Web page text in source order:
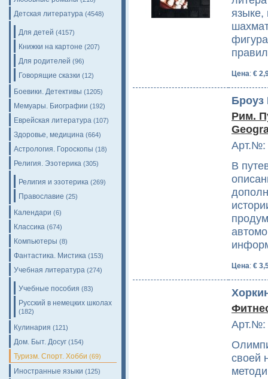
Детская литература (4548)
Для детей (4157)
Книжки на картоне (207)
Для родителей (96)
Говорящие сказки (12)
Боевики. Детективы (1205)
Мемуары. Биографии (192)
Еврейская литература (107)
Здоровье, медицина (664)
Астрология. Гороскопы (18)
Религия. Эзотерика (305)
Религия и эзотерика (269)
Православие (25)
Календари (6)
Классика (674)
Компьютеры (8)
Фантастика. Мистика (153)
Учебная литература (274)
Учебные пособия (83)
Русский в немецких школах
(182)
Кулинария (121)
Дом. Быт. Досуг (154)
Туризм. Спорт. Хобби (69)
Иностранные языки (125)
Цена: €
Броуз
Рим.
Арт.№:
В
Цена: €
Арт.№:
своей